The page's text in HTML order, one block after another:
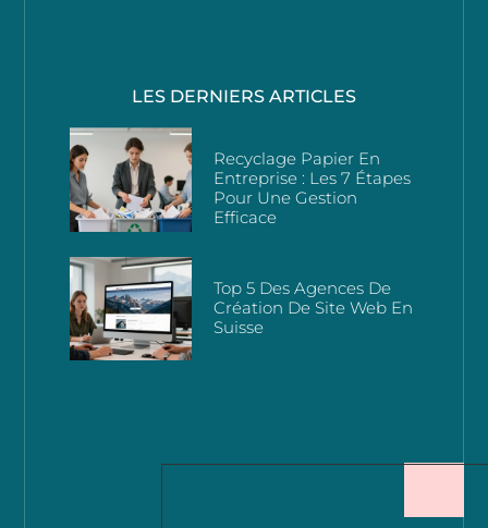
LES DERNIERS ARTICLES
Recyclage Papier En
Entreprise : Les 7 Étapes
Pour Une Gestion
Efficace
Top 5 Des Agences De
Création De Site Web En
Suisse